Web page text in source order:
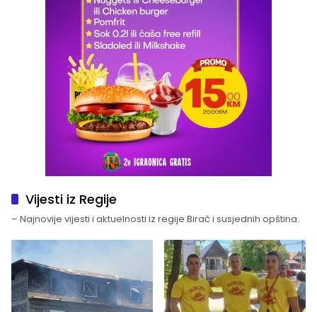
Vijesti iz Regije
– Najnovije vijesti i aktuelnosti iz regije Birač i susjednih opština.